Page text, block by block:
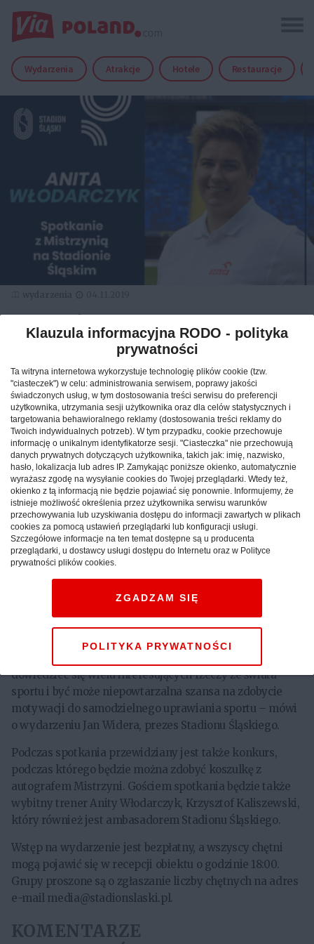
Wydarzenia Atrakcje Hotele Restauracje
Spotkaj się z Anitą Włodarczyk
na Stadionie Śląskim
ŚLĄSKIE: Już jutro, 5 listopada, na Stadionie Śląskim
odbędzie się spotkanie z mistrzynią olimpijską,
świata i Europy w rzucie młotem, a także
ambasadorką Stadionu Śląskiego, Anitą
Włodarczyk. Całość rozpocznie się o godzinie 18:00.
Wstęp na wydarzenie jest bezpłatny.
Reklama
Podczas spotkania Mistrzyni podzieli się ciekawostkami
na temat świata sportu, a także opowie o konkurencji
rzutu młotem. Spotkanie będzie również okazją do
zadawania pytań naszej ambasadorce o jej codzienne
treningi, przygotowania do zawodów sportowych, ale też
o rzeczy związane z uprawianiem sportu na co dzień.
- Spotkanie z tak znakomitym i utytułowanym
sportowcem to nie tylko możliwość poznania Anity
dowiedzieć się wielu interesujących rzeczy ze świata
sportu i być może niepowtarzalna szansa na zdobycie
motywacji do samodzielnego uprawiania sportu – mówi
o wydarzeniu Jan Widera, prezes Stadionu Śląskiego.
Podczas spotkania przewidziany jest także konkurs,
podczas którego będzie można zdobyć koszulkę z
autografem Mistrzyni. Gościem spotkania będzie także
wybitny trener Anity Włodarczyk, Krzysztof Kaliszewski,
który również jest ambasadorem Stadionu Śląskiego.
Wstęp na wydarzenie jest bezpłatny, a wszyscy chętni
mogą pojawić się w recepcji obiektu o godzinie 18:00.
Grupy proszone są o zgłaszanie liczby chętnych na adres
e-mail media@stadionslaski.pl.
KOMENTARZE
Klauzula informacyjna RODO - polityka
prywatności
Ta witryna internetowa wykorzystuje technologię plików cookie (tzw.
"ciasteczek") w celu: administrowania serwisem, poprawy jakości
świadczonych usług, w tym dostosowania treści serwisu do preferencji
użytkownika, utrzymania sesji użytkownika oraz dla celów statystycznych i
targetowania behawioralnego reklamy (dostosowania treści reklamy do
Twoich indywidualnych potrzeb). W tym przypadku, cookie przechowuje
informację o unikalnym identyfikatorze sesji. "Ciasteczka" nie przechowują
danych prywatnych dotyczących użytkownika, takich jak: imię, nazwisko,
hasło, lokalizacja lub adres IP. Zamykając poniższe okienko, automatycznie
wyrażasz zgodę na wysyłanie cookies do Twojej przeglądarki. Wtedy też,
okienko z tą informacją nie będzie pojawiać się ponownie. Informujemy, że
istnieje możliwość określenia przez użytkownika serwisu warunków
przechowywania lub uzyskiwania dostępu do informacji zawartych w plikach
cookies za pomocą ustawień przeglądarki lub konfiguracji usługi.
Szczegółowe informacje na ten temat dostępne są u producenta
przeglądarki, u dostawcy usługi dostępu do Internetu oraz w Polityce
prywatności plików cookies.
POLITYKA PRYWATNOŚCI
ZGADZAM SIĘ